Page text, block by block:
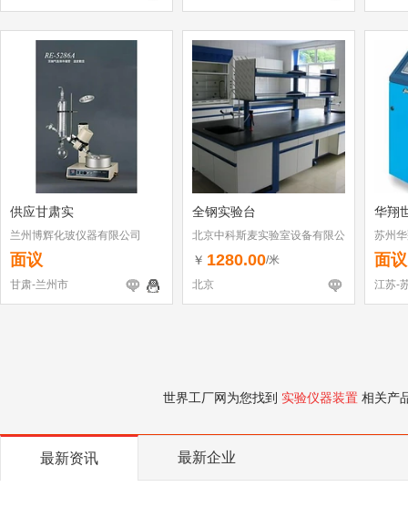
供应甘肃实
兰州博辉化玻仪器有限公司
面议
甘肃-兰州市
全钢实验台
北京中科斯麦实验室设备有限公
司
￥ 1280.00/米
北京
华翔
苏州
面议
江苏-
世界工厂网为您找到 实验仪器装置 相关产
最新资讯 最新企业